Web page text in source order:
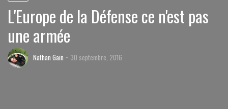
L'Europe de la Défense ce n'est pas
une armée
Nathan Gain 30 septembre, 2016